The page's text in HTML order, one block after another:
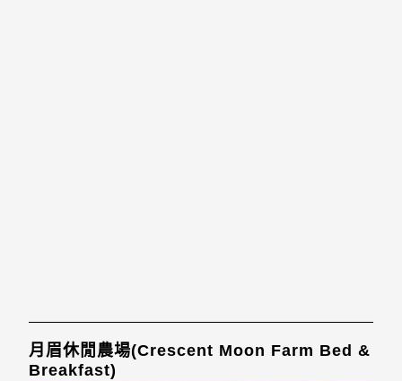
月眉休閒農場(Crescent Moon Farm Bed &
Breakfast)